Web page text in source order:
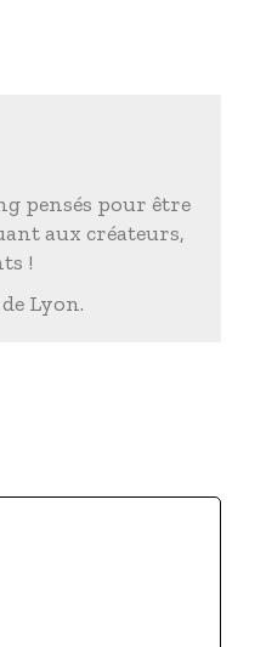
pensés pour être
aux créateurs,
!
Lyon.